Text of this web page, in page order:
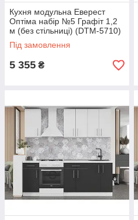
Кухня модульна Еверест
Оптіма набір №5 Графіт 1,2
м (без стільниці) (DTM-5710)
Під замовлення
5 355 ₴